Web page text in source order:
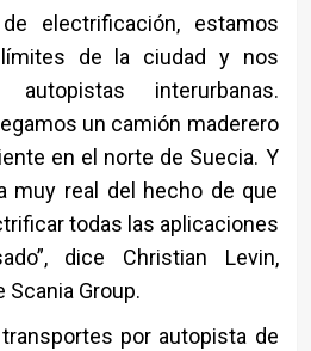
electrificación, estamos
de la ciudad y nos
interurbanas.
un camión maderero
en el norte de Suecia. Y
muy real del hecho de que
todas las aplicaciones
dice Christian Levin,
Group.
por autopista de